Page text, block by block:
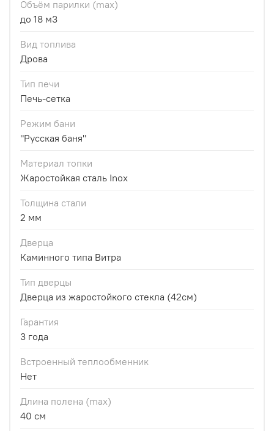
Объём парилки (max)
до 18 м3
Вид топлива
Дрова
Тип печи
Печь-сетка
Режим бани
"Русская баня"
Материал топки
Жаростойкая сталь Inox
Толщина стали
2 мм
Дверца
Каминного типа Витра
Тип дверцы
Дверца из жаростойкого стекла (42см)
Гарантия
3 года
Встроенный теплообменник
Нет
Длина полена (max)
40 см